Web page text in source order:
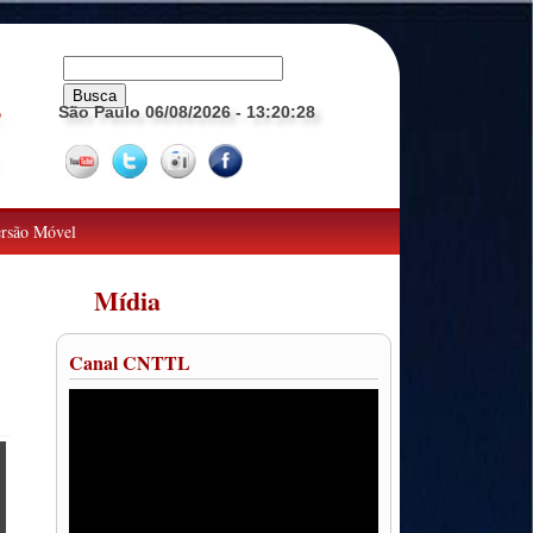
São Paulo 06/08/2026 - 13:20:30
Móvel
Mídia
Canal CNTTL